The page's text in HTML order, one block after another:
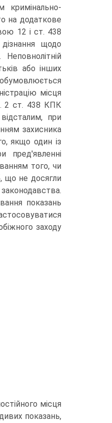
на додаткове
12 і ст. 438
щодо
або інших
місця
2 ст. 438 КПК
при
захисника
якщо один із
пред'явленні
того, чи
що не досягли
показань
заходу
місця
показань,